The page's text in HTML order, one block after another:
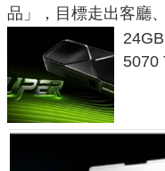
品」，目標走出客廳
5070